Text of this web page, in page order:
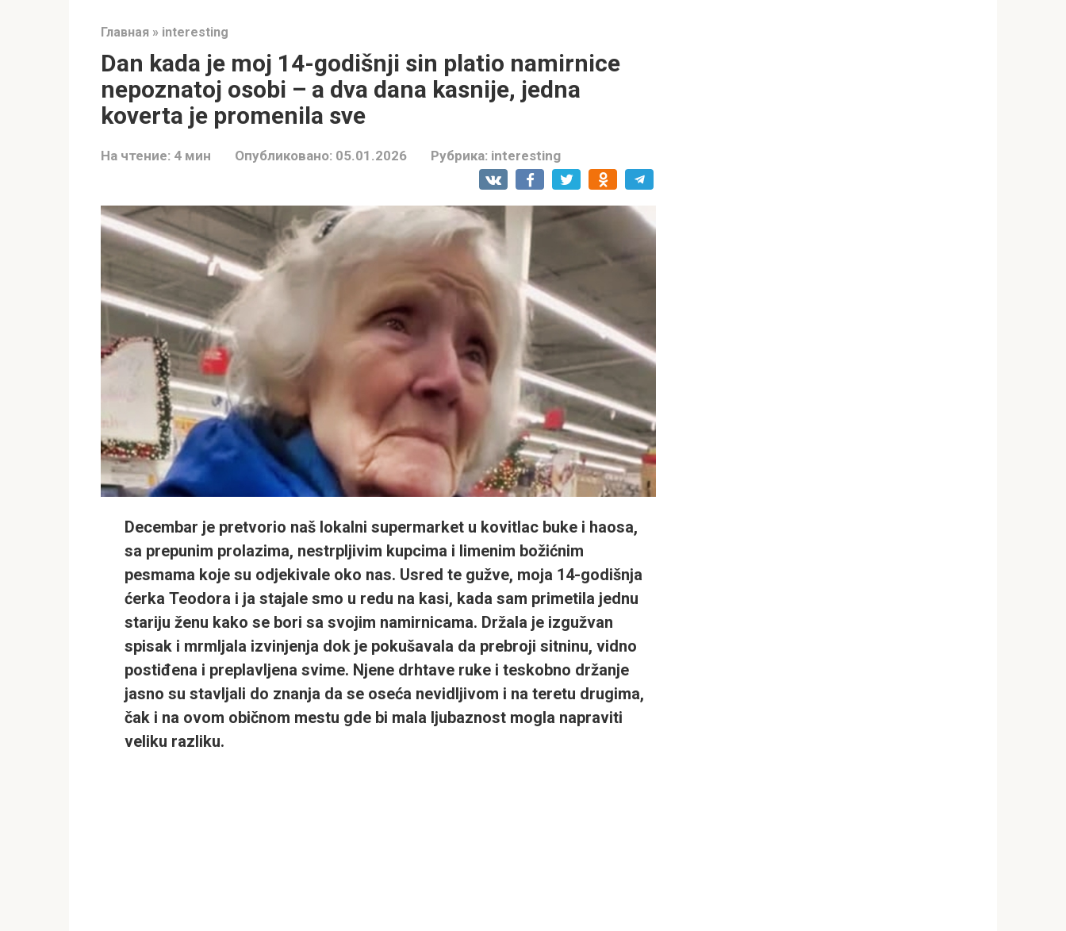
Главная » interesting
Dan kada je moj 14-godišnji sin platio namirnice
nepoznatoj osobi – a dva dana kasnije, jedna
koverta je promenila sve
На чтение: 4 мин Опубликовано: 05.01.2026 Рубрика: interesting
Decembar je pretvorio naš lokalni supermarket u kovitlac buke i haosa,
sa prepunim prolazima, nestrpljivim kupcima i limenim božićnim
pesmama koje su odjekivale oko nas. Usred te gužve, moja 14-godišnja
ćerka Teodora i ja stajale smo u redu na kasi, kada sam primetila jednu
stariju ženu kako se bori sa svojim namirnicama. Držala je izgužvan
spisak i mrmljala izvinjenja dok je pokušavala da prebroji sitninu, vidno
postiđena i preplavljena svime. Njene drhtave ruke i teskobno držanje
jasno su stavljali do znanja da se oseća nevidljivom i na teretu drugima,
čak i na ovom običnom mestu gde bi mala ljubaznost mogla napraviti
veliku razliku.